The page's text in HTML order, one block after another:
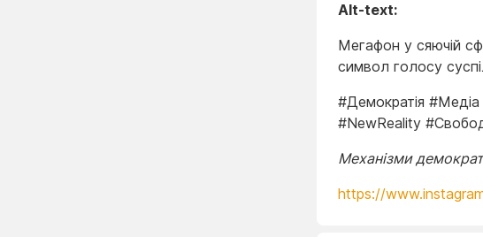
Alt-text:
Мегафон у сяючій
символ голосу
#Демократія
#NewReality
Механізми
https://